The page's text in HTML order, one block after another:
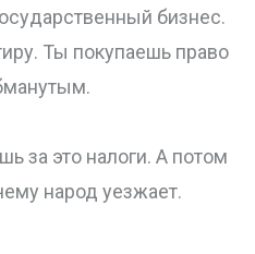
бизнес.
Ты покупаешь право
за это налоги. А потом
народ уезжает.